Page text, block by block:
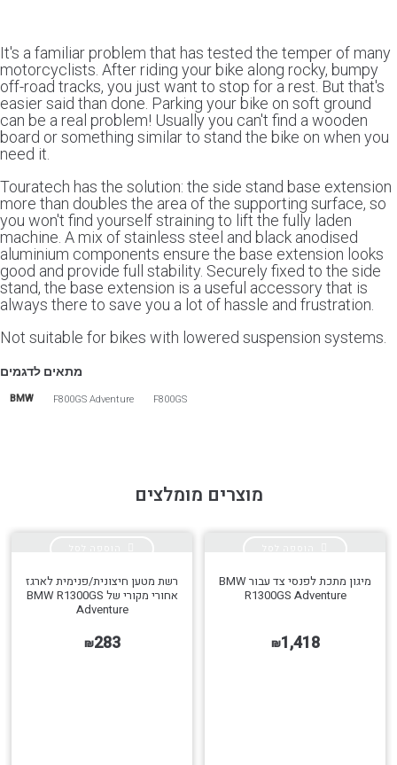
It's a familiar problem that has tested the temper of many
motorcyclists. After riding your bike along rocky, bumpy
off-road tracks, you just want to stop for a rest. But that's
easier said than done. Parking your bike on soft ground
can be a real problem! Usually you can't find a wooden
board or something similar to stand the bike on when you
need it.
Touratech has the solution: the side stand base extension
more than doubles the area of the supporting surface, so
you won't find yourself straining to lift the fully laden
machine. A mix of stainless steel and black anodised
aluminium components ensure the base extension looks
good and provide full stability. Securely fixed to the side
stand, the base extension is a useful accessory that is
always there to save you a lot of hassle and frustration.
Not suitable for bikes with lowered suspension systems.
מתאים לדגמים
BMW F800GS
F800GS Adventure
מוצרים מומלצים
מיגון מתכת לפנסי צד עבור BMW
R1300GS Adventure
₪1,418
רשת מטען חיצונית/פנימית לארגז
אחורי מקורי של BMW R1300GS
Adventure
₪283
הגדר סוג האופנוע שלך
חפש מוצרים על פי סוג האופנוע